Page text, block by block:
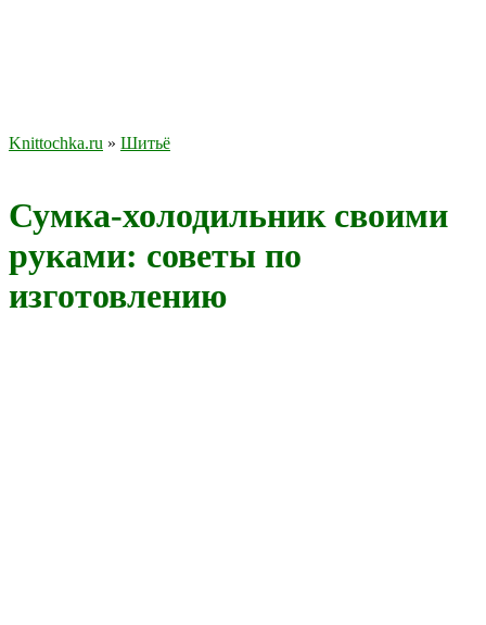
Knittochka.ru » Шитьё
Сумка-холодильник своими
руками: советы по
изготовлению